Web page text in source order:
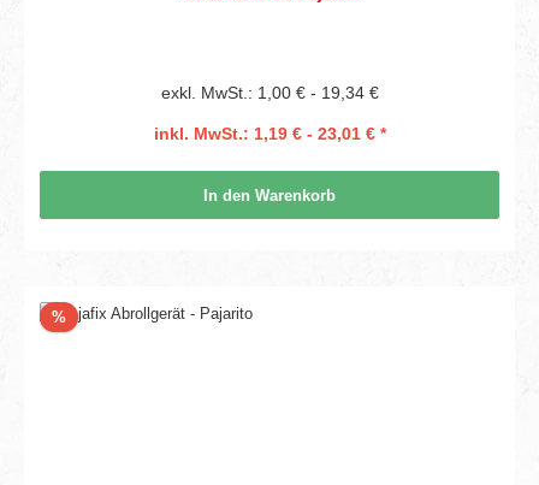
exkl. MwSt.: 1,00 € - 19,34 €
inkl. MwSt.: 1,19 € - 23,01 € *
In den Warenkorb
%Rabatt